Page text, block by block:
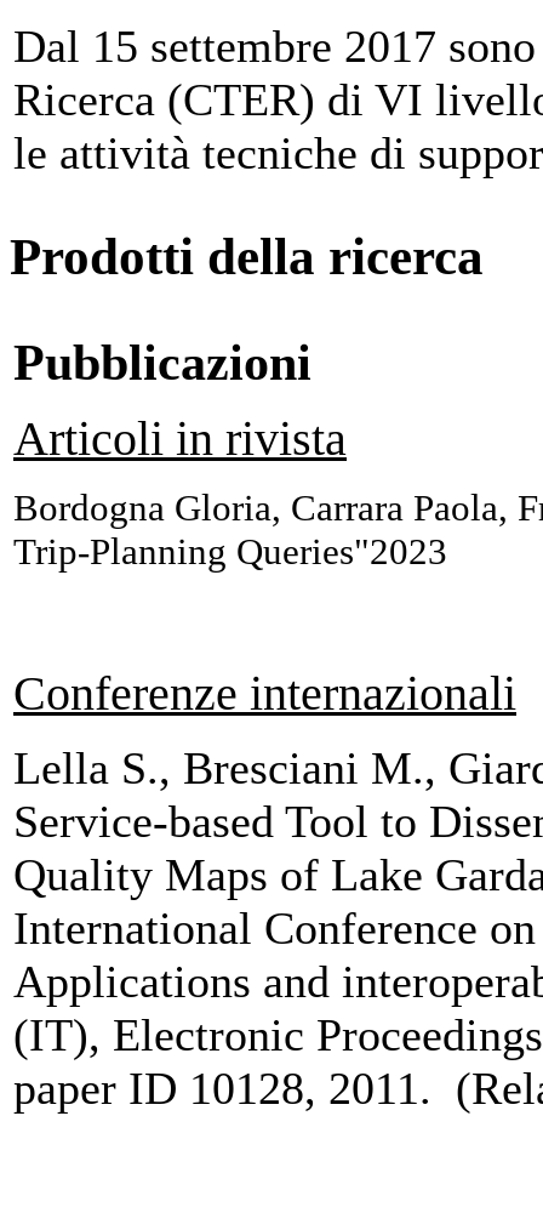
Dal 15 settembre 2017
Ricerca (CTER) di VI
le attività tecniche di
Prodotti della ricerca
Pubblicazioni
Articoli in rivista
Bordogna Gloria, Carrara Paola,
Trip-Planning Queries"2023
Conferenze internazionali
Lella S., Bresciani M.,
Service-based Tool to
Quality Maps of Lake
International Conference
Applications and
(IT), Electronic
paper ID 10128, 2011.